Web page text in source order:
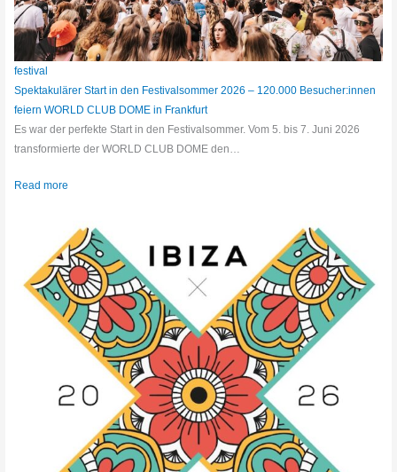
festival
Spektakulärer Start in den Festivalsommer 2026 – 120.000 Besucher:innen
feiern WORLD CLUB DOME in Frankfurt
Es war der perfekte Start in den Festivalsommer. Vom 5. bis 7. Juni 2026
transformierte der WORLD CLUB DOME den…
Read more